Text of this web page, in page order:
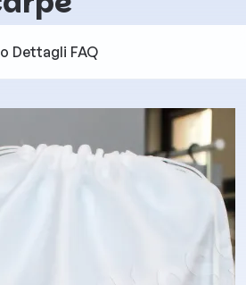
Dettagli FAQ